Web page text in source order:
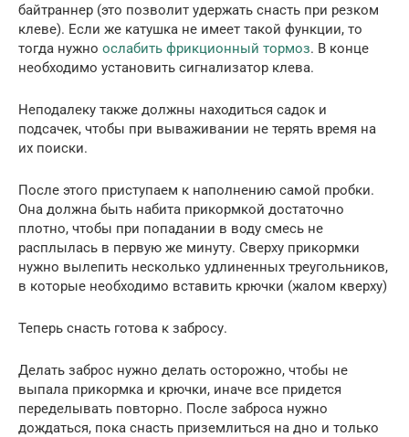
байтраннер (это позволит удержать снасть при резком
клеве). Если же катушка не имеет такой функции, то
тогда нужно ослабить фрикционный тормоз. В конце
необходимо установить сигнализатор клева.
Неподалеку также должны находиться садок и
подсачек, чтобы при вываживании не терять время на
их поиски.
После этого приступаем к наполнению самой пробки.
Она должна быть набита прикормкой достаточно
плотно, чтобы при попадании в воду смесь не
расплылась в первую же минуту. Сверху прикормки
нужно вылепить несколько удлиненных треугольников,
в которые необходимо вставить крючки (жалом кверху)
Теперь снасть готова к забросу.
Делать заброс нужно делать осторожно, чтобы не
выпала прикормка и крючки, иначе все придется
переделывать повторно. После заброса нужно
дождаться, пока снасть приземлиться на дно и только